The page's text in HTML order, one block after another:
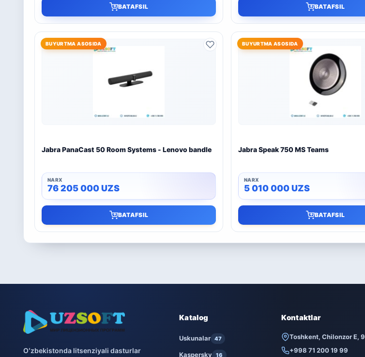
BATAFSIL BATAFSIL
BUYURTMA ASOSIDA
Jabra PanaCast 50 Room Systems - Lenovo bandle
76 205 000UZS
BATAFSIL
BUYURTMA ASOSIDA
Jabra Speak 750 MS Teams
5 010 000UZS
BATAFSIL
Oʻzbekistonda litsenziyali dasturlar
Katalog
Uskunalar 47
Kaspersky 16
Kontaktlar
Toshkent, Chilonzor E, 9
+998 71 200 19 99